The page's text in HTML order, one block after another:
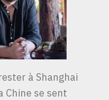
à Shanghai
Chine se sent